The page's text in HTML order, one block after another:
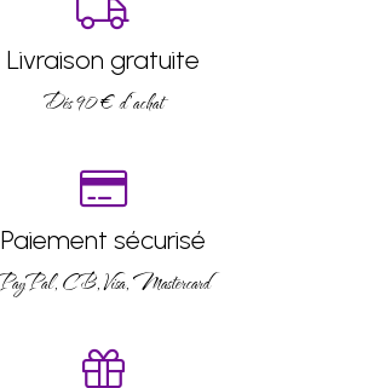
Livraison gratuite
Dés 90 € d’achat
Paiement sécurisé
CB, Visa, Mastercard